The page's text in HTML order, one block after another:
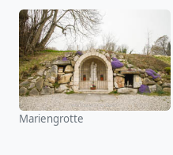
Mariengrotte